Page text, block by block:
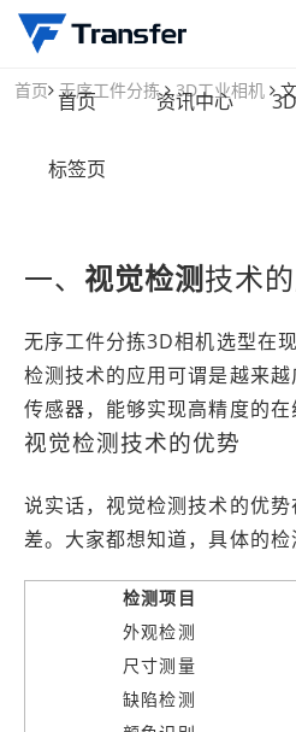
首页 资讯中心
标签页
首页 无序工件分拣 3D工业相机
一、 视觉检测技术
无序工件分拣3D相机选型在
检测技术的应用可谓是越来越
传感器，能够实现高精度的
视觉检测技术的优势
说实话，视觉检测技术的优
差。大家都想知道，具体的检
检测项目
外观检测
尺寸测量
缺陷检测